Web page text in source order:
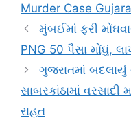
Murder Case
મુંબઈમાં ફરી
PNG 50 પૈસા મોંઘું,
ગુજરાતમાં બદલાયું
સાબરકાંઠામાં
રાહત